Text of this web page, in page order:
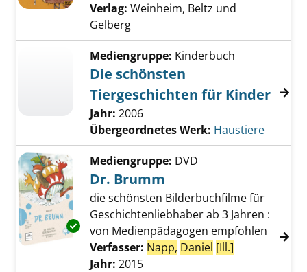
Verlag: Weinheim, Beltz und
Gelberg
Mediengruppe: Kinderbuch
Die schönsten
Tiergeschichten für Kinder
Jahr: 2006
Übergeordnetes Werk: Haustiere
Exemplar-Details von Dr. Brumm anzeigen
Mediengruppe: DVD
Dr. Brumm
die schönsten Bilderbuchfilme für
Geschichtenliebhaber ab 3 Jahren :
von Medienpädagogen empfohlen
Verfasser: Napp, Daniel [Ill.]
Jahr: 2015